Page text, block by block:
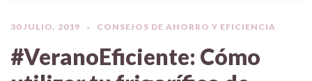
30 JULIO, 2019 CONSEJOS DE AHORRO Y EFICIENCIA
#VeranoEficiente: Cómo